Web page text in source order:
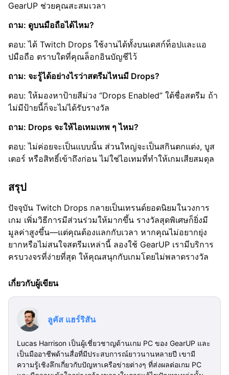
GearUP ช่วยคุณสะสมเวลา
ถาม: ดูบนมือถือได้ไหม?
ตอบ: ได้ Twitch Drops ใช้งานได้ทั้งบนเดสก์ท็อปและแอ
ปมือถือ ตราบใดที่คุณล็อกอินบัญชีไว้
ถาม: จะรู้ได้อย่างไรว่าสตรีมไหนมี Drops?
ตอบ: ให้มองหาป้ายสีม่วง “Drops Enabled” ใต้ชื่อสตรีม ถ้า
ไม่มีป้ายนี้ก็จะไม่ได้รับรางวัล
ถาม: Drops จะให้ไอเทมเทพ ๆ ไหม?
ตอบ: ไม่ค่อยจะเป็นแบบนั้น ส่วนใหญ่จะเป็นสกินตกแต่ง, บูส
เตอร์ หรือสิทธิ์เข้าถึงก่อน ไม่ใช่ไอเทมที่ทำให้เกมเสียสมดุล
สรุป
ปัจจุบัน Twitch Drops กลายเป็นเทรนด์ยอดนิยมในวงการ
เกม เพิ่มวิธีการมีส่วนร่วมให้มากขึ้น รางวัลสุดพิเศษก็ยิ่งมี
มูลค่าสูงขึ้น—แต่คุณต้องแลกกับเวลา หากคุณไม่อยากยุ่ง
ยากหรือไม่สนใจสตรีมเหล่านี้ ลองใช้ GearUP เรามีบริการ
ครบวงจรที่ง่ายที่สุด ให้คุณสนุกกับเกมโดยไม่พลาดรางวัล
เกี่ยวกับผู้เขียน
ลูคัส แฮร์ริสัน
Lucas Harrison เป็นผู้เชี่ยวชาญด้านเกม PC ของ GearUP และ
เป็นมืออาชีพด้านสื่อที่มีประสบการณ์ยาวนานหลายปี เขามี
ความรู้เชิงลึกเกี่ยวกับปัญหาเครือข่ายต่างๆ ที่ส่งผลต่อเกม PC